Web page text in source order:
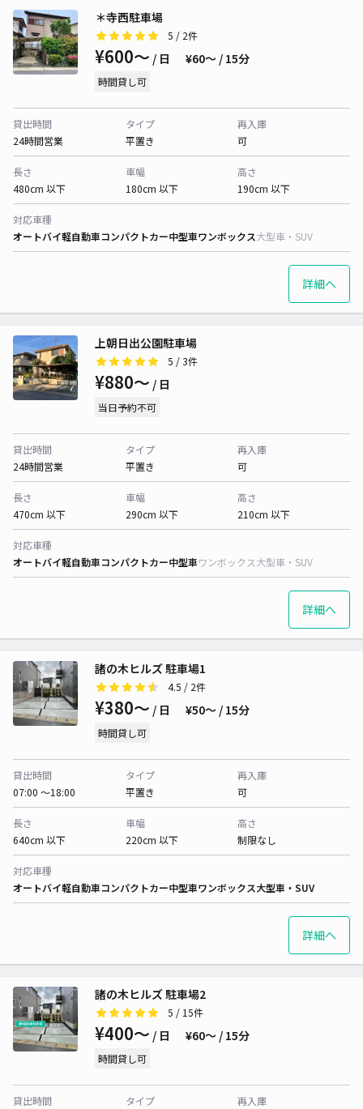
＊寺西駐車場
5 / 2件
¥600〜 / 日 ¥60〜 / 15分
時間貸し可
貸出時間
24時間営業
タイプ
平置き
再入庫
可
長さ
480cm 以下
車幅
180cm 以下
高さ
190cm 以下
対応車種
オートバイ軽自動車コンパクトカー中型車ワンボックス大型車・SUV
詳細へ
上朝日出公園駐車場
5 / 3件
¥880〜 / 日
当日予約不可
貸出時間
24時間営業
タイプ
平置き
再入庫
可
長さ
470cm 以下
車幅
290cm 以下
高さ
210cm 以下
対応車種
オートバイ軽自動車コンパクトカー中型車ワンボックス大型車・SUV
詳細へ
諸の木ヒルズ 駐車場1
4.5 / 2件
¥380〜 / 日 ¥50〜 / 15分
時間貸し可
貸出時間
07:00 〜18:00
タイプ
平置き
再入庫
可
長さ
640cm 以下
車幅
220cm 以下
高さ
制限なし
対応車種
オートバイ軽自動車コンパクトカー中型車ワンボックス大型車・SUV
詳細へ
諸の木ヒルズ 駐車場2
5 / 15件
¥400〜 / 日 ¥60〜 / 15分
時間貸し可
貸出時間
タイプ
再入庫